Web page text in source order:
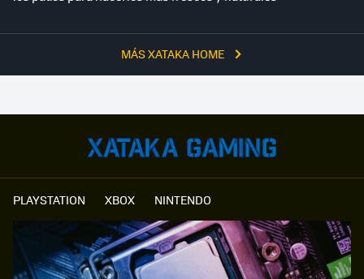
MÁS XATAKA HOME
PLAYSTATION XBOX NINTENDO